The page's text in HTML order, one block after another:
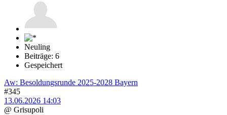
Neuling
Beiträge: 6
Gespeichert
Aw: Besoldungsrunde 2025-2028 Bayern
#345
13.06.2026 14:03
@ Grisupoli